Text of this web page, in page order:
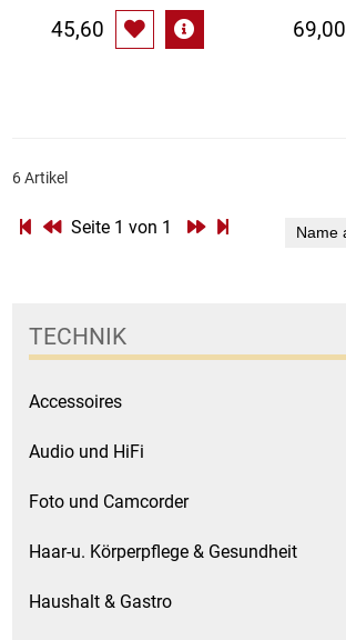
Haushaltsreiniger
Kochgeschirr
TECHNIK
Accessoires
Audio und HiFi
Foto und Camcorder
Haar-u. Körperpflege & Gesundheit
Haushalt & Gastro
45,60 69,00
6 Artikel
Seite 1 von 1